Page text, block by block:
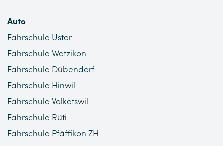
Auto
Fahrschule Uster
Fahrschule Wetzikon
Fahrschule Dübendorf
Fahrschule Hinwil
Fahrschule Volketswil
Fahrschule Rüti
Fahrschule Pfäffikon ZH